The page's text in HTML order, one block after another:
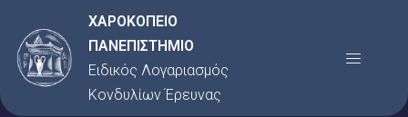
στο
περιεχόμενο
ΧΑΡΟΚΟΠΕΙΟ
ΠΑΝΕΠΙΣΤΗΜΙΟ
Ειδικός Λογαριασμός
Κονδυλίων Έρευνας
Menu